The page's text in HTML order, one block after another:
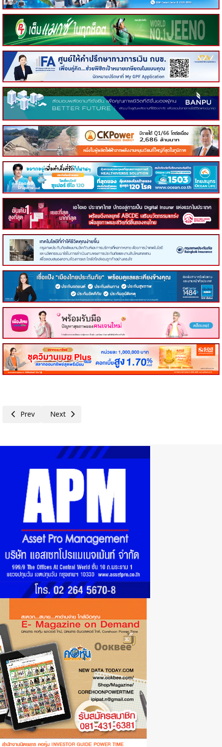
Previous article: ธปท. ยันไม่มีนโยบายให้ใบอนุญาตประกอบธุรกิจ FOREX ชี้
Prev Next article: ธปท.มองเศรษฐกิจไทยปี 2569 โน้มขยายตัวชะล
Next